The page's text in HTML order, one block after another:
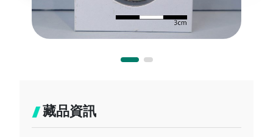
藏品資訊